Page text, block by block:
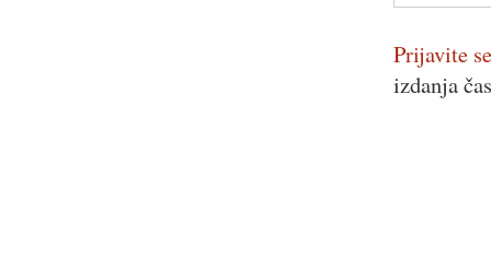
Prijavite
izdanja